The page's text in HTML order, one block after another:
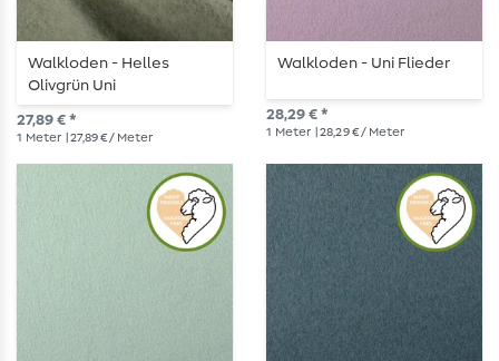
Walkloden - Helles
Olivgrün Uni
27,89 € *
1 Meter | 27,89 € / Meter
Walkloden - Uni Flieder
28,29 € *
1 Meter | 28,29 € / Meter